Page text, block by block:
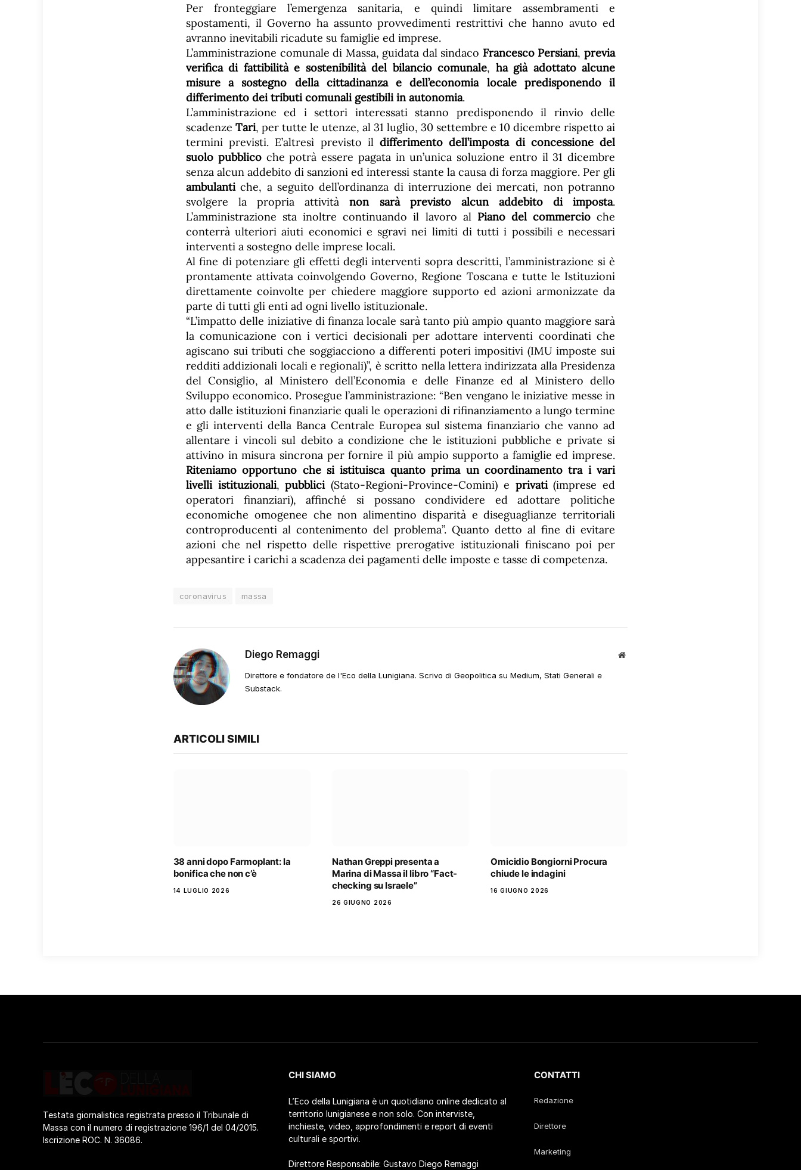
Per fronteggiare l’emergenza sanitaria, e quindi limitare assembramenti e
spostamenti, il Governo ha assunto provvedimenti restrittivi che hanno avuto ed
avranno inevitabili ricadute su famiglie ed imprese.
L’amministrazione comunale di Massa, guidata dal sindaco Francesco Persiani,previa
verifica di fattibilità e sostenibilità del bilancio comunale, ha già adottato alcune
misure a sostegno della cittadinanza e dell’economia locale predisponendo il
differimento dei tributi comunali gestibili in autonomia.
L’amministrazione ed i settori interessati stanno predisponendo il rinvio delle
scadenze Tari, per tutte le utenze, al 31 luglio, 30 settembre e 10 dicembre rispetto ai
termini previsti. E’altresì previsto ildifferimento dell’imposta di concessione del
suolo pubblicoche potrà essere pagata in un’unica soluzione entro il 31 dicembre
senza alcun addebito di sanzioni ed interessi stante la causa di forza maggiore. Per gli
ambulantiche, a seguito dell’ordinanza di interruzione dei mercati, non potranno
svolgere la propria attivitànon sarà previsto alcun addebito di imposta.
L’amministrazione sta inoltre continuando il lavoro al Piano del commercioche
conterrà ulteriori aiuti economici e sgravi nei limiti di tutti i possibili e necessari
interventi a sostegno delle imprese locali.
Al fine di potenziare gli effetti degli interventi sopra descritti, l’amministrazione si è
prontamente attivata coinvolgendo Governo, Regione Toscana e tutte le Istituzioni
direttamente coinvolte per chiedere maggiore supporto ed azioni armonizzate da
parte di tutti gli enti ad ogni livello istituzionale.
“L’impatto delle iniziative di finanza locale sarà tanto più ampio quanto maggiore sarà
la comunicazione con i vertici decisionali per adottare interventi coordinati che
agiscano sui tributi che soggiacciono a differenti poteri impositivi (IMU imposte sui
redditi addizionali locali e regionali)”, è scritto nella lettera indirizzata alla Presidenza
del Consiglio, al Ministero dell’Economia e delle Finanze ed al Ministero dello
Sviluppo economico. Prosegue l’amministrazione: “Ben vengano le iniziative messe in
atto dalle istituzioni finanziarie quali le operazioni di rifinanziamento a lungo termine
e gli interventi della Banca Centrale Europea sul sistema finanziario che vanno ad
allentare i vincoli sul debito a condizione che le istituzioni pubbliche e private si
attivino in misura sincrona per fornire il più ampio supporto a famiglie ed imprese.
Riteniamo opportuno che si istituisca quanto prima un coordinamento tra i vari
livelli istituzionali,pubblici(Stato-Regioni-Province-Comini) e privati(imprese ed
operatori finanziari), affinché si possano condividere ed adottare politiche
economiche omogenee che non alimentino disparità e diseguaglianze territoriali
controproducenti al contenimento del problema”. Quanto detto al fine di evitare
azioni che nel rispetto delle rispettive prerogative istituzionali finiscano poi per
appesantire i carichi a scadenza dei pagamenti delle imposte e tasse di competenza.
coronavirus massa
Diego Remaggi
Sito
Direttore e fondatore de l'Eco della Lunigiana. Scrivo di Geopolitica su Medium, Stati Generali e
Substack.
ARTICOLI SIMILI
38 anni dopo Farmoplant: la
bonifica che non c’è
14 LUGLIO 2026
Nathan Greppi presenta a
Marina di Massa il libro “Fact-
checking su Israele”
26 GIUGNO 2026
Omicidio Bongiorni Procura
chiude le indagini
16 GIUGNO 2026
Testata giornalistica registrata presso il Tribunale di
Massa con il numero di registrazione 196/1 del 04/2015.
Iscrizione ROC. N. 36086.
CHI SIAMO
L’Eco della Lunigiana è un quotidiano online dedicato al
territorio lunigianese e non solo. Con interviste,
inchieste, video, approfondimenti e report di eventi
culturali e sportivi.
Direttore Responsabile: Gustavo Diego Remaggi
CONTATTI
Redazione
Direttore
Marketing